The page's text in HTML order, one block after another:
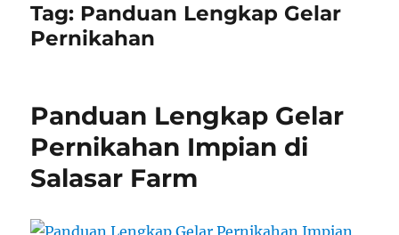
Tag: Panduan Lengkap Gelar
Pernikahan
Panduan Lengkap Gelar
Pernikahan Impian di
Salasar Farm